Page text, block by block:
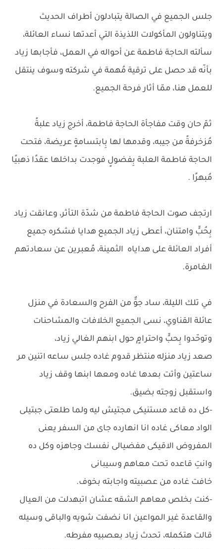
جلس الجميع في الصالة يتبادلون أطراف الحديث
ويتناولون المأكولات اللذيذة التي أعدتها نساء العائلة،
سألته الحاجة فاطمة عن أحواله في العمل، فأجابها زياد
بأنّه قد حصل على ترقية مُهمة في شركته وسوف ينتقل
للعمل هنا، ممّا أثار فرحة الجميع.
ثمّ حان وقت مفاجأة الحاجة فاطمة، أخرج زياد علبةً
مُزخرفةً من جيبه، وقدمها لها بِابتسامةٍ عريضة، فتحت
الحاجة فاطمة العلبة بِفضولٍ فوجدت بداخلها عقدًا ذهبيًا
مُبهرًا .
ارتجف صوت الحاجة فاطمة من شدّة التأثر، وعانقت زياد
بِحُبٍّ وامتنان، أعطى زياد الجميع هدايا فشكره جميع
أفراد العائلة على هداياه الثمينة، مُعبرين عن سعادتهم
الغامرة.
في تلك الليلة، ساد جوٌّ من الفرح والسعادة في منزل
عائلة القناوي، نسى الجميع الخلافات والمشاحنات
وتوحّدوا بِحبٍّ واحترامٍ حول ابنهم الغالي زياد،
صعد زياد منزله منتظر قدوم غاده جلس ساعه اتنين مر
ساعتين وأتت بعدها غاده ومعها ابنها وقف زياد
واستقبل زوجته بضيق.
-كل ده قاعد مستنيكى مجتيش ليه ولما طلعتى جبتيلى
الواد معاكى غاده انا انهارده جاى من السفر يعنى
المفروض الاقيكى مفضيالى نفسك وجاهزه وكل ده
وانتِ قاعده تحت معاهم وسيبانى
خافت غاده من عصبيته واجابته بخوف.
-كنت بخلص معاهم الشقه عشان اتبهدلت من العيال
والقاعدة غير المواعين انا نضفت شويه والباقى وسيله
قالت هتكمله، تحدث زياد بعصبيه مفرطه.